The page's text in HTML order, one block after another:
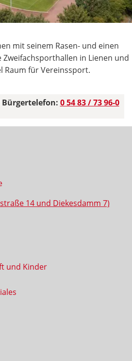
mit seinem Rasen- und einen
Zweifachsporthallen in Lienen und
Raum für Vereinssport.
Bürgertelefon: 0 54 83 / 73 96-0
14 und Diekesdamm 7)
und Kinder